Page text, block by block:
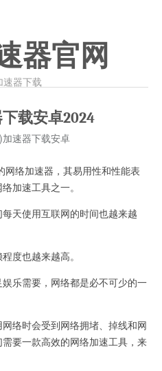
器官网
速器下载
载安卓2024
速器下载安卓
络加速器，其易用性和性能表
加速工具之一。
天使用互联网的时间也越来越
度也越来越高。
乐需要，网络都是必不可少的一
络时会受到网络拥堵、掉线和网
要一款高效的网络加速工具，来